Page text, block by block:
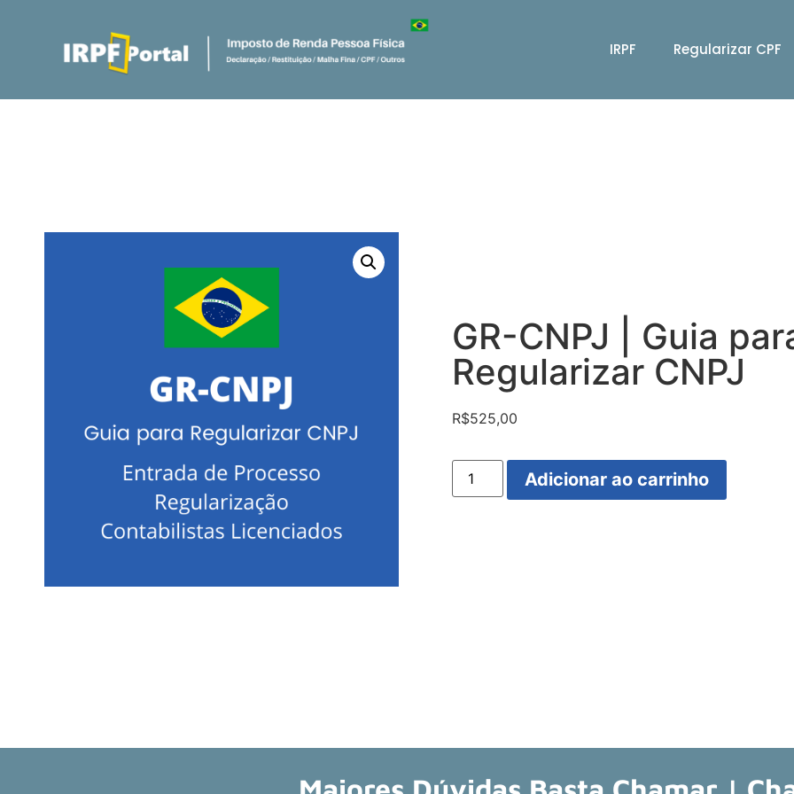
IRPF Regularizar CPF
GR-CNPJ | Guia
Regularizar CNPJ
R$525,00
Adicionar ao carrinho